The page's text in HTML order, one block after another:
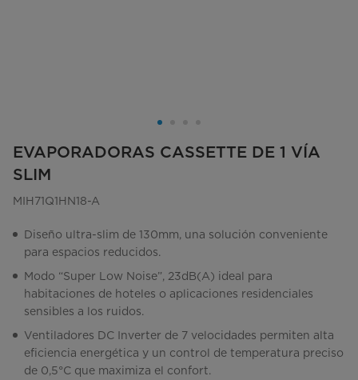
EVAPORADORAS CASSETTE DE 1 VÍA
SLIM
MIH71Q1HN18-A
Diseño ultra-slim de 130mm, una solución conveniente
para espacios reducidos.
Modo “Super Low Noise”, 23dB(A) ideal para
habitaciones de hoteles o aplicaciones residenciales
sensibles a los ruidos.
Ventiladores DC Inverter de 7 velocidades permiten alta
eficiencia energética y un control de temperatura preciso
de 0,5°C que maximiza el confort.